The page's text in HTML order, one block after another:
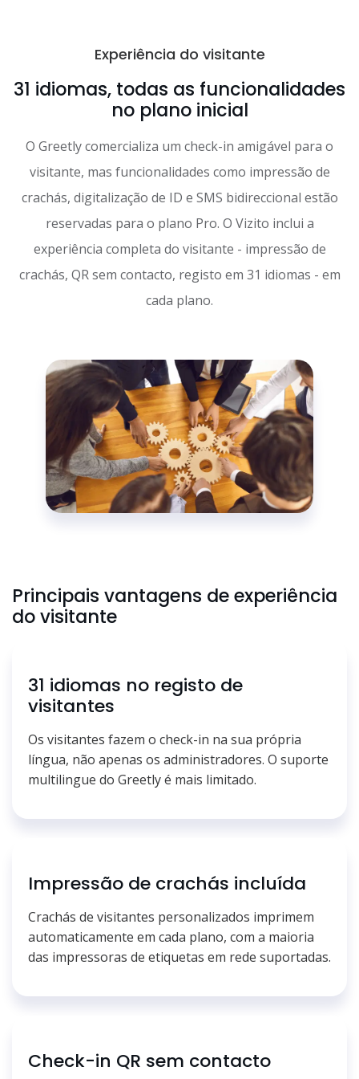
Experiência do visitante
31 idiomas, todas as funcionalidades
no plano inicial
O Greetly comercializa um check-in amigável para o
visitante, mas funcionalidades como impressão de
crachás, digitalização de ID e SMS bidireccional estão
reservadas para o plano Pro. O Vizito inclui a
experiência completa do visitante - impressão de
crachás, QR sem contacto, registo em 31 idiomas - em
cada plano.
Principais vantagens de experiência
do visitante
31 idiomas no registo de
visitantes
Os visitantes fazem o check-in na sua própria
língua, não apenas os administradores. O suporte
multilingue do Greetly é mais limitado.
Impressão de crachás incluída
Crachás de visitantes personalizados imprimem
automaticamente em cada plano, com a maioria
das impressoras de etiquetas em rede suportadas.
Check-in QR sem contacto